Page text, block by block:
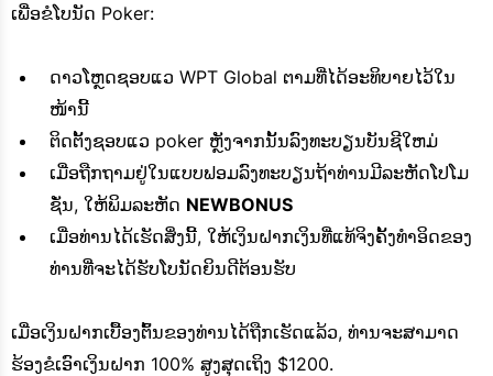
ເພື່ອຂໍໂບນັດ Poker:
ດາວໂຫຼດຊອບແວ WPT Global ຕາມທີ່ໄດ້ອະທິບາຍໄວ້ໃນ
ໜ້ານີ້
ຕິດຕັ້ງຊອບແວ poker ຫຼັງຈາກນັ້ນລົງທະບຽນບັນຊີໃຫມ່
ເມື່ອຖືກຖາມຢູ່ໃນແບບຟອມລົງທະບຽນຖ້າທ່ານມີລະຫັດໂປໂມ
ຊັ່ນ, ໃຫ້ພິມລະຫັດ NEWBONUS
ເມື່ອທ່ານໄດ້ເຮັດສິ່ງນີ້, ໃຫ້ເງິນຝາກເງິນທີ່ແທ້ຈິງຄັ້ງທໍາອິດຂອງ
ທ່ານທີ່ຈະໄດ້ຮັບໂບນັດຍິນດີຕ້ອນຮັບ
ເມື່ອເງິນຝາກເບື້ອງຕົ້ນຂອງທ່ານໄດ້ຖືກເຮັດແລ້ວ, ທ່ານຈະສາມາດ
ຮ້ອງຂໍເອົາເງິນຝາກ 100% ສູງສຸດເຖິງ $1200.